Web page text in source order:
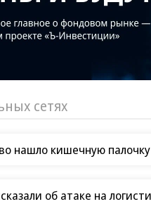
сетях
нашло кишечную
об атаке на